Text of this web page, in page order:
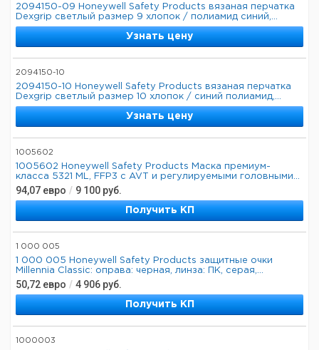
2094150-09 Honeywell Safety Products вязаная перчатка
Dexgrip светлый размер 9 хлопок / полиамид синий,...
Узнать цену
2094150-10
2094150-10 Honeywell Safety Products вязаная перчатка
Dexgrip светлый размер 10 хлопок / синий полиамид,...
Узнать цену
1005602
1005602 Honeywell Safety Products Маска премиум-
класса 5321 ML, FFP3 с AVT и регулируемыми головными...
94,07 евро / 9 100 руб.
Получить КП
1 000 005
1 000 005 Honeywell Safety Products защитные очки
Millennia Classic: оправа: черная, линза: ПК, серая,...
50,72 евро / 4 906 руб.
Получить КП
1000003